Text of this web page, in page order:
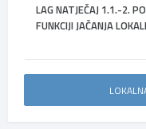
LAG NATJEČAJ 1.1.-2.
FUNKCIJI JAČANJA